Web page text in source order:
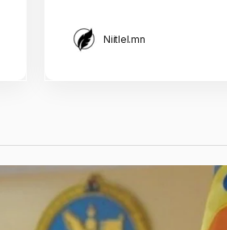
Niitlel.mn